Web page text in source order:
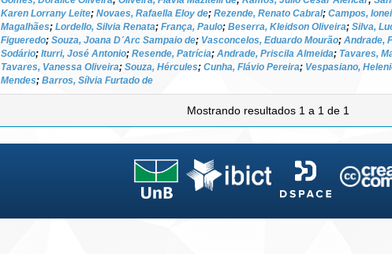
Karen Lorrany Leite; Novaes, Rafaella Eloy de; Rezende, Renato Cabral; Campos,
Magalhães; Lordello, Silvia Renata; França, Paulo; Beserra, Kleidson Oliveira; Silva,
Figueredo; Souza, Joana D´Arc Sampaio de; Vasconcelos, Eduardo Mourão; Andrade,
Sodário; Iturri, José Antonio; Resende, Patrícia; Andrade, Priscila Almeida; Tavares,
Tavares, Vanessa Oliveira; Souza, Hércules; Cunha, Flávio Pereira; Vespasiano,
Mendes; Barros, Sílvia Furtado de
Mostrando resultados 1 a 1 de 1